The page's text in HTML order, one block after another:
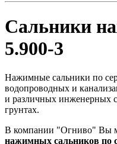
Сальники
5.900-3
Нажимные сальники по
водопроводных и
и различных инженерных
грунтах.
В компании "Огниво" Вы
нажимных сальников по